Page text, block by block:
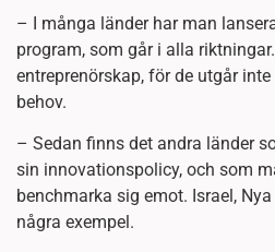
– I många länder har man
program, som går i alla
entreprenörskap, för de utgår
behov.
– Sedan finns det andra länder
sin innovationspolicy, och som
benchmarka sig emot. Israel,
några exempel.